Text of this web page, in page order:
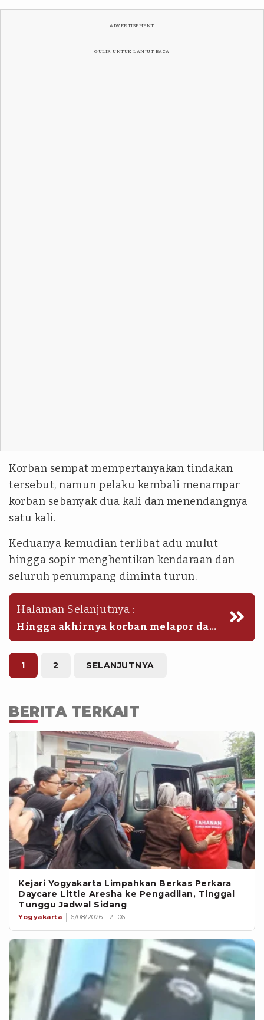
ADVERTISEMENT
GULIR UNTUK LANJUT BACA
Korban sempat mempertanyakan tindakan
tersebut, namun pelaku kembali menampar
korban sebanyak dua kali dan menendangnya
satu kali.
Keduanya kemudian terlibat adu mulut
hingga sopir menghentikan kendaraan dan
seluruh penumpang diminta turun.
Halaman Selanjutnya :
Hingga akhirnya korban melapor dan
polisi berhasil menangkap pelaku di
kawasan Kebon Jeruk, Jakarta Barat
pada Jumat (22/5) kemarin. (ant)
1 2 SELANJUTNYA
BERITA TERKAIT
Kejari Yogyakarta Limpahkan Berkas Perkara
Daycare Little Aresha ke Pengadilan, Tinggal
Tunggu Jadwal Sidang
Yogyakarta 6/08/2026 - 21:06